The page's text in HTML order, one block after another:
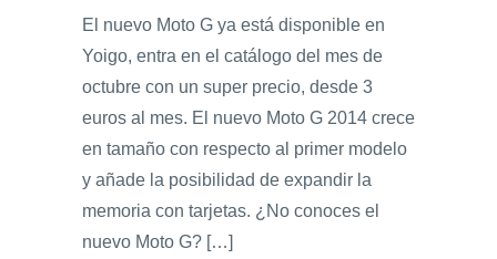
El nuevo Moto G ya está disponible en
Yoigo, entra en el catálogo del mes de
octubre con un super precio, desde 3
euros al mes. El nuevo Moto G 2014 crece
en tamaño con respecto al primer modelo
y añade la posibilidad de expandir la
memoria con tarjetas. ¿No conoces el
nuevo Moto G? […]